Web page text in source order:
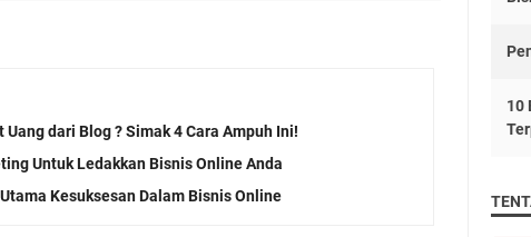
dari Blog ? Simak 4 Cara Ampuh Ini!
Untuk Ledakkan Bisnis Online Anda
Kesuksesan Dalam Bisnis Online
10